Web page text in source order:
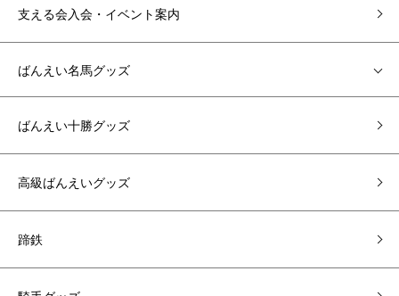
支える会入会・イベント案内
ばんえい名馬グッズ
ばんえい十勝グッズ
高級ばんえいグッズ
蹄鉄